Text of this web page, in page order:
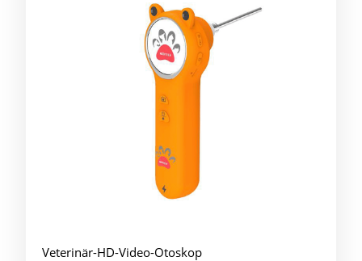
Veterinär-HD-Video-Otoskop